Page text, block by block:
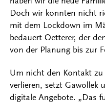
Doch wir konnten nicht
mit dem Lockdown im
bedauert Oetterer, der
von der Planung bis zur
Um nicht den Kontakt zu
verlieren, setzt Gawollek
digitale Angebote. „Das